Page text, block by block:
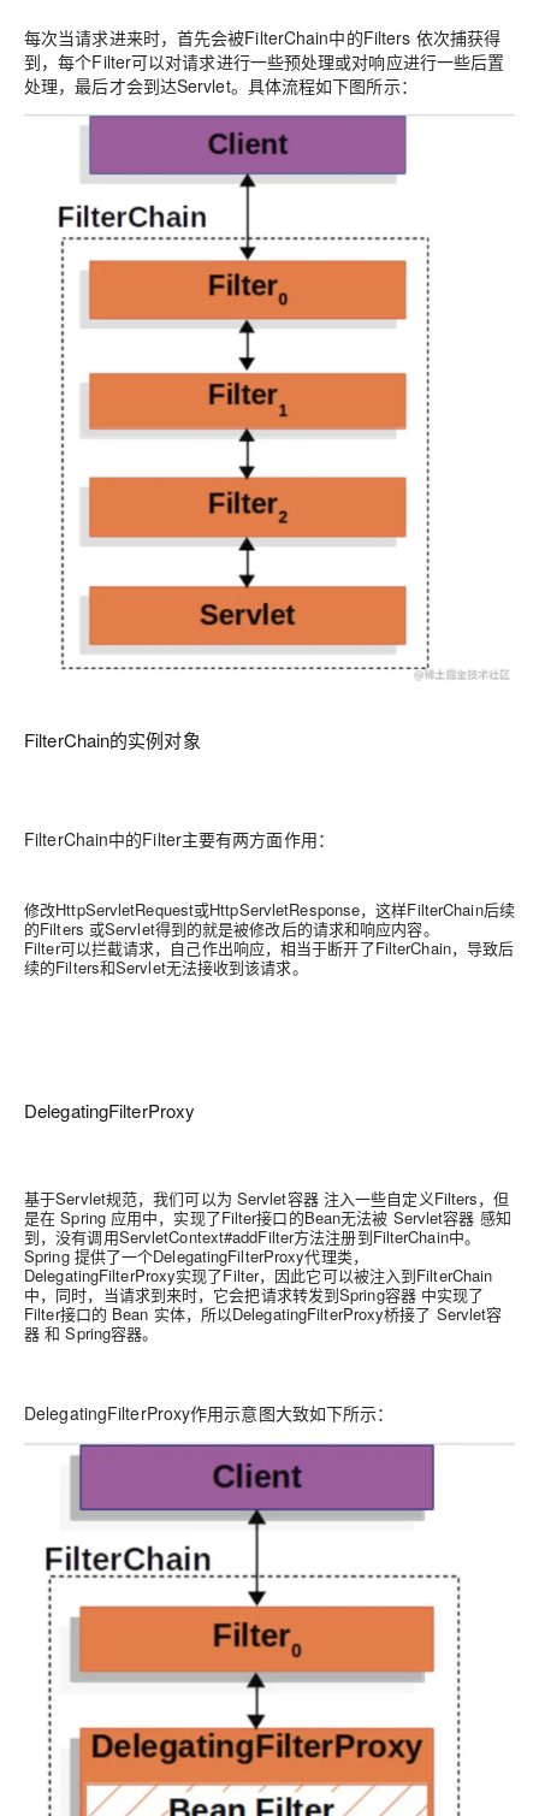
每次当请求进来时，首先会被FilterChain中的Filters 依次捕获得
到，每个Filter可以对请求进行一些预处理或对响应进行一些后置
处理，最后才会到达Servlet。具体流程如下图所示：
FilterChain的实例对象
FilterChain中的Filter主要有两方面作用：
修改HttpServletRequest或HttpServletResponse，这样FilterChain后续
的Filters 或Servlet得到的就是被修改后的请求和响应内容。
Filter可以拦截请求，自己作出响应，相当于断开了FilterChain，导致后
续的Filters和Servlet无法接收到该请求。
DelegatingFilterProxy
基于Servlet规范，我们可以为 Servlet容器 注入一些自定义Filters，但
是在 Spring 应用中，实现了Filter接口的Bean无法被 Servlet容器 感知
到，没有调用ServletContext#addFilter方法注册到FilterChain中。
Spring 提供了一个DelegatingFilterProxy代理类，
DelegatingFilterProxy实现了Filter，因此它可以被注入到FilterChain
中，同时，当请求到来时，它会把请求转发到Spring容器 中实现了
Filter接口的 Bean 实体，所以DelegatingFilterProxy桥接了 Servlet容
器 和 Spring容器。
DelegatingFilterProxy作用示意图大致如下所示：